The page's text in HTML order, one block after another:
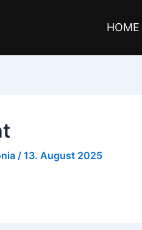
HOME
/ 13. August 2025